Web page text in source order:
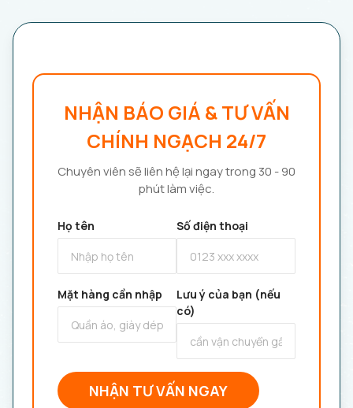
NHẬN BÁO GIÁ & TƯ VẤN
CHÍNH NGẠCH 24/7
Chuyên viên sẽ liên hệ lại ngay trong 30 - 90
phút làm việc.
Họ tên Số điện thoại
Mặt hàng cần nhập
Lưu ý của bạn (nếu
có)
NHẬN TƯ VẤN NGAY